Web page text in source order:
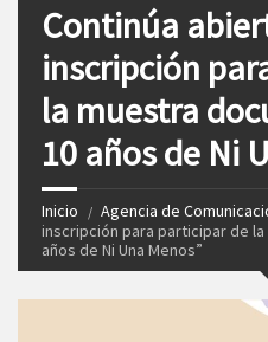
Continúa
inscripción
la muestra
10 años de Ni
Inicio Agencia de
inscripción para participar de
años de Ni Una Menos”